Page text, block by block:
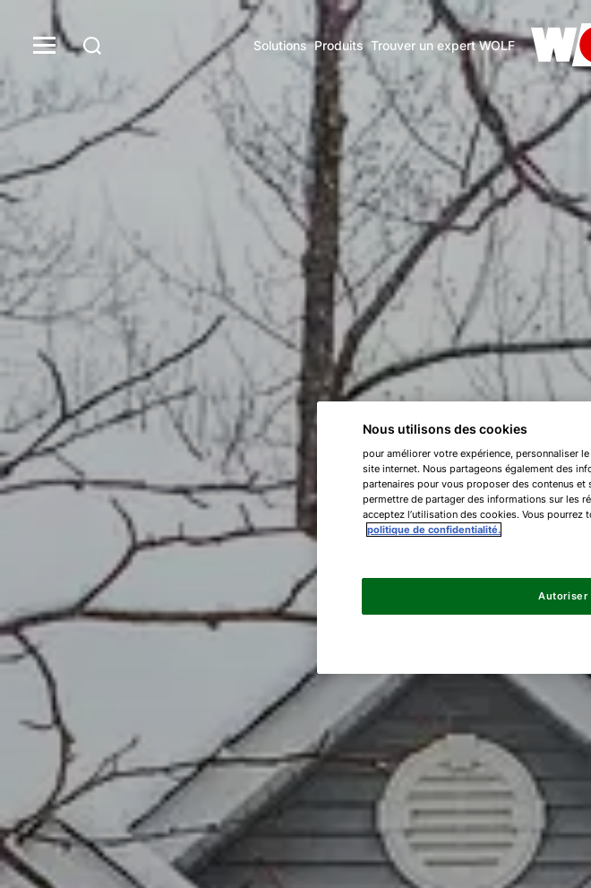
Solutions Produits Trouver un expert WOLF
Nous utilisons des cookies
pour améliorer votre expérience, personnaliser
site internet. Nous partageons également des
partenaires pour vous proposer des contenus
permettre de partager des informations sur les
acceptez l’utilisation des cookies. Vous
politique de confidentialité.
Autoriser